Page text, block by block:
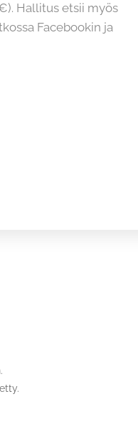
Hallitus etsii myös
Facebookin ja